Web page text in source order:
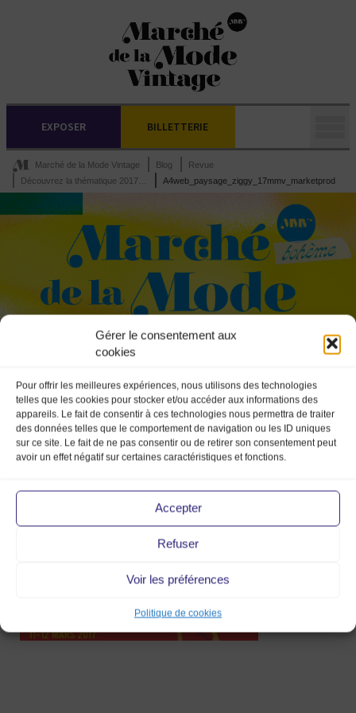
Gérer le consentement aux
cookies
Pour offrir les meilleures expériences, nous utilisons des technologies
telles que les cookies pour stocker et/ou accéder aux informations des
appareils. Le fait de consentir à ces technologies nous permettra de traiter
des données telles que le comportement de navigation ou les ID uniques
sur ce site. Le fait de ne pas consentir ou de retirer son consentement peut
avoir un effet négatif sur certaines caractéristiques et fonctions.
Accepter
Refuser
Voir les préférences
Politique de cookies
EXPOSER BILLETTERIE
Marché de la Mode Vintage Blog
Revue
Découvrez la thématique 2017…
A4web_paysage_ziggy_17mmv_marketprod
20 Oct 2016